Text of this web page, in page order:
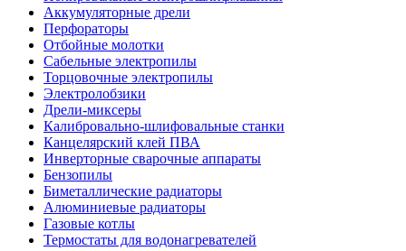
Аккумуляторные дрели
Перфораторы
Отбойные молотки
Сабельные электропилы
Торцовочные электропилы
Электролобзики
Дрели-миксеры
Калибровально-шлифовальные станки
Канцелярский клей ПВА
Инверторные сварочные аппараты
Бензопилы
Биметаллические радиаторы
Алюминиевые радиаторы
Газовые котлы
Термостаты для водонагревателей